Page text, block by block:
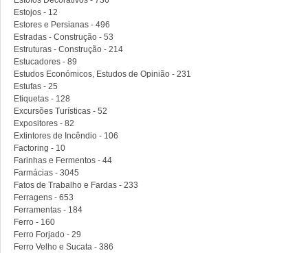
Estojos - 12
Estores e Persianas - 496
Estradas - Construção - 53
Estruturas - Construção - 214
Estucadores - 89
Estudos Económicos, Estudos de Opinião - 231
Estufas - 25
Etiquetas - 128
Excursões Turísticas - 52
Expositores - 82
Extintores de Incêndio - 106
Factoring - 10
Farinhas e Fermentos - 44
Farmácias - 3045
Fatos de Trabalho e Fardas - 233
Ferragens - 653
Ferramentas - 184
Ferro - 160
Ferro Forjado - 29
Ferro Velho e Sucata - 386